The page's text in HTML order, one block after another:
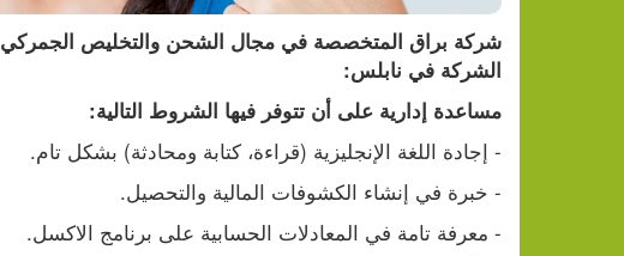
الشركة في نابلس:
مساعدة إدارية على أن تتوفر فيها الشروط التالية:
- إجادة اللغة الإنجليزية (قراءة، كتابة ومحادثة) بشكل تام.
- خبرة في إنشاء الكشوفات المالية والتحصيل.
- معرفة تامة في المعادلات الحسابية على برنامج الاكسل.